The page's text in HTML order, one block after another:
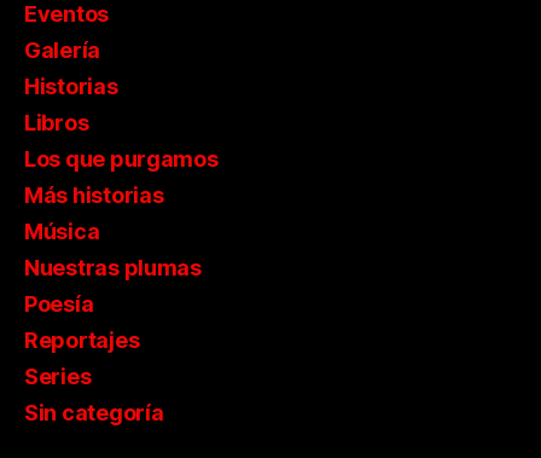
Eventos
Galería
Historias
Libros
Los que purgamos
Más historias
Música
Nuestras plumas
Poesía
Reportajes
Series
Sin categoría